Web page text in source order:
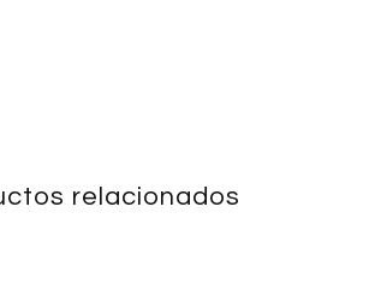
relacionados